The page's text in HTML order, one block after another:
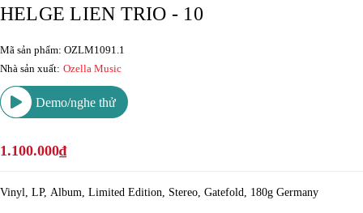
HELGE LIEN TRIO - 10
Mã sản phẩm: OZLM1091.1
Nhà sản xuất: Ozella Music
Demo/nghe thử
1.100.000₫
Vinyl, LP, Album, Limited Edition, Stereo, Gatefold, 180g Germany